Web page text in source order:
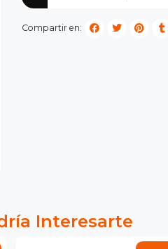
Compartir en:
Interesarte